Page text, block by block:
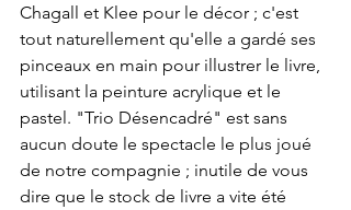
Chagall et Klee pour le décor ; c'est
tout naturellement qu'elle a gardé ses
pinceaux en main pour illustrer le livre,
utilisant la peinture acrylique et le
pastel. "Trio Désencadré" est sans
aucun doute le spectacle le plus joué
de notre compagnie ; inutile de vous
dire que le stock de livre a vite été